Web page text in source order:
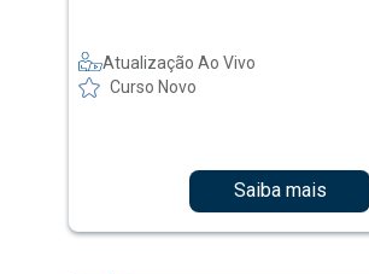
Atualização Ao Vivo
Curso Novo
Saiba mais